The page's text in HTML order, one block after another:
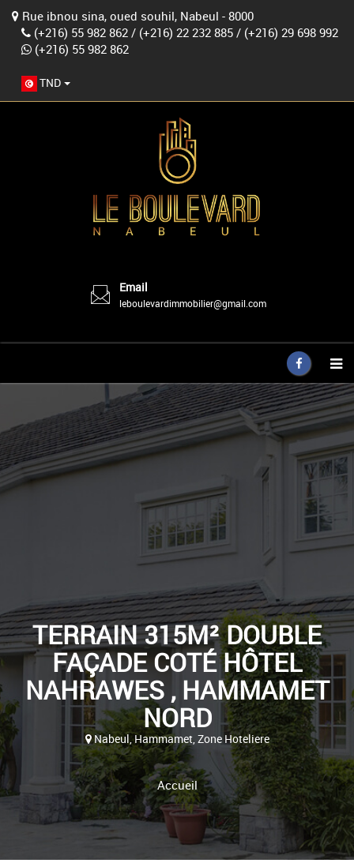
Rue ibnou sina, oued souhil, Nabeul - 8000
(+216) 55 982 862 / (+216) 22 232 885 / (+216) 29 698 992
(+216) 55 982 862
TND
Email
leboulevardimmobilier@gmail.com
TERRAIN 315M² DOUBLE
FAÇADE COTÉ HÔTEL
NAHRAWES , HAMMAMET
NORD
Nabeul, Hammamet, Zone Hoteliere
Accueil